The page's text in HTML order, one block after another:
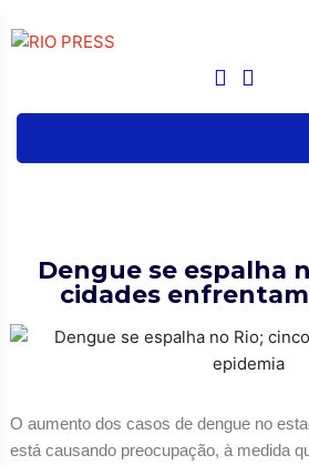
Dengue se espalha
cidades
O aumento dos casos de dengue no
está causando preocupação, à medida